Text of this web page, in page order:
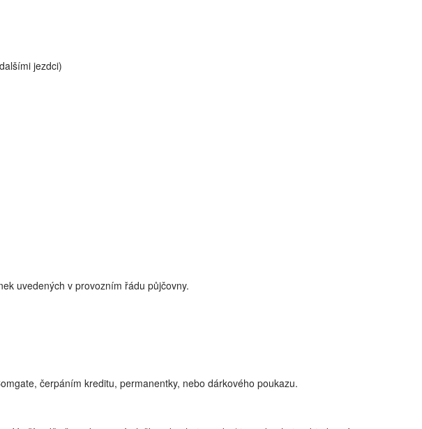
jezdci)
uvedených v provozním řádu půjčovny.
čerpáním kreditu, permanentky, nebo dárkového poukazu.